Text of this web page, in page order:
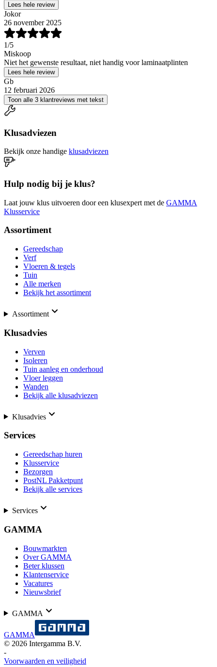
Lees hele review
Jokor
26 november 2025
1/5
Miskoop
Niet het gewenste resultaat, niet handig voor laminaatplinten
Lees hele review
Gb
12 februari 2026
Toon alle 3 klantreviews met tekst
Klusadviezen
Bekijk onze handige klusadviezen
Hulp nodig bij je klus?
Laat jouw klus uitvoeren door een klusexpert met de GAMMA
Klusservice
Assortiment
Gereedschap
Verf
Vloeren & tegels
Tuin
Alle merken
Bekijk het assortiment
Assortiment
Klusadvies
Verven
Isoleren
Tuin aanleg en onderhoud
Vloer leggen
Wanden
Bekijk alle klusadviezen
Klusadvies
Services
Gereedschap huren
Klusservice
Bezorgen
PostNL Pakketpunt
Bekijk alle services
Services
GAMMA
Bouwmarkten
Over GAMMA
Beter klussen
Klantenservice
Vacatures
Nieuwsbrief
GAMMA
GAMMA
© 2026 Intergamma B.V.
-
Voorwaarden en veiligheid